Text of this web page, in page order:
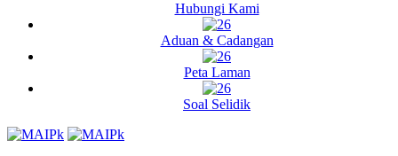
Hubungi Kami
Aduan & Cadangan
Peta Laman
Soal Selidik